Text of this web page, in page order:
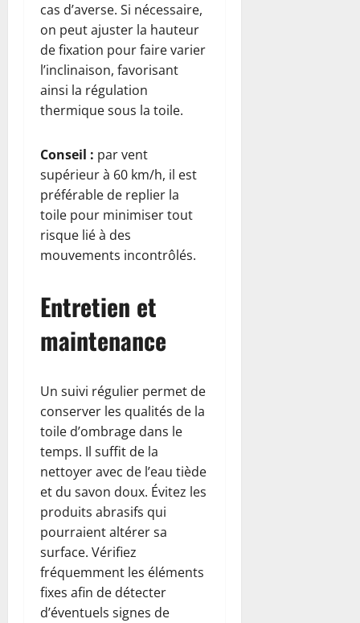
cas d’averse. Si nécessaire,
on peut ajuster la hauteur
de fixation pour faire varier
l’inclinaison, favorisant
ainsi la régulation
thermique sous la toile.
Conseil : par vent
supérieur à 60 km/h, il est
préférable de replier la
toile pour minimiser tout
risque lié à des
mouvements incontrôlés.
Entretien et
maintenance
Un suivi régulier permet de
conserver les qualités de la
toile d’ombrage dans le
temps. Il suffit de la
nettoyer avec de l’eau tiède
et du savon doux. Évitez les
produits abrasifs qui
pourraient altérer sa
surface. Vérifiez
fréquemment les éléments
fixes afin de détecter
d’éventuels signes de